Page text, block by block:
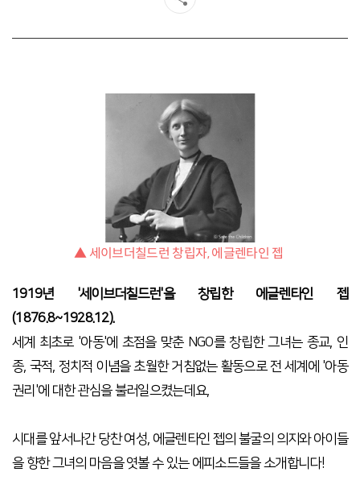
▲ 세이브더칠드런 창립자, 에글렌타인 젭
1919년 '세이브더칠드런'을 창립한 에글렌타인 젭
(1876.8~1928.12).
세계 최초로 '아동'에 초점을 맞춘 NGO를 창립한 그녀는 종교, 인
종, 국적, 정치적 이념을 초월한 거침없는 활동으로 전 세계에 '아동
권리'에 대한 관심을 불러일으켰는데요,
시대를 앞서나간 당찬 여성, 에글렌타인 젭의 불굴의 의지와 아이들
을 향한 그녀의 마음을 엿볼 수 있는 에피소드들을 소개합니다!